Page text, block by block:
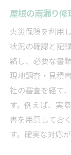
屋根の雨漏り
火災保険を利用
状況の確認と記
絡し、必要な書
現地調査・見積
社の審査を経て
す。例えば、実
書を用意してお
す。確実な対応